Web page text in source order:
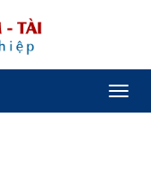
Toggle